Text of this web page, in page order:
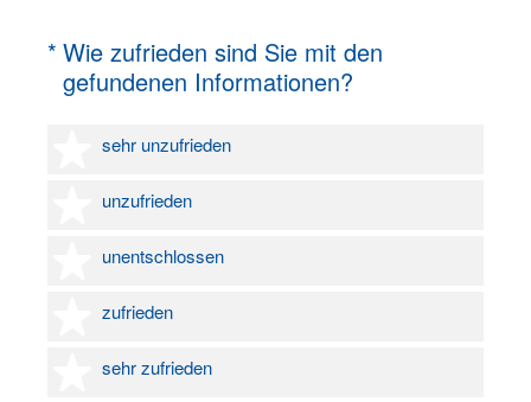
* Wie zufrieden sind Sie mit den
gefundenen Informationen?
(Erforderlich.)
sehr unzufrieden
1 Stern
unzufrieden
2 Sterne
unentschlossen
3 Sterne
zufrieden
4 Sterne
sehr zufrieden
5 Sterne